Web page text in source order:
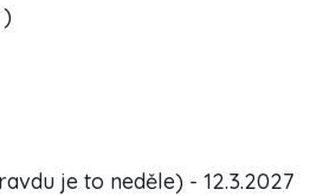
je to neděle) - 12.3.2027